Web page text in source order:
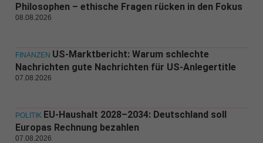
Philosophen – ethische Fragen rücken in den Fokus
08.08.2026
FINANZEN US-Marktbericht: Warum schlechte
Nachrichten gute Nachrichten für US-Anlegertitle
07.08.2026
POLITIK EU-Haushalt 2028–2034: Deutschland soll
Europas Rechnung bezahlen
07.08.2026